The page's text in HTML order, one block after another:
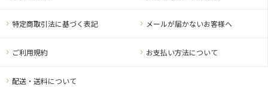
ご利用規約 お支払い方法について
特定商取引法に基づく表記
配送・送料について
メールが届かないお客様へ